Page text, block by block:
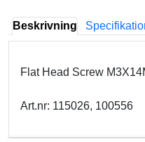
Beskrivning
Flat Head Screw
Art.nr: 115026, 100556